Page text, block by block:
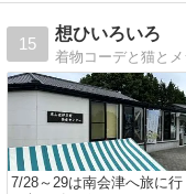
15
想ひいろいろ
7/28～29は南会津へ旅に行